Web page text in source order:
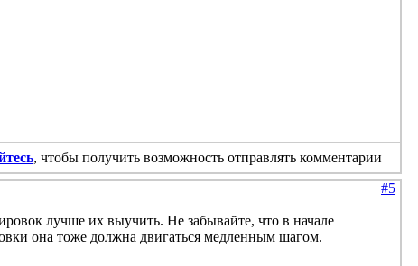
, чтобы получить возможность отправлять комментарии
#5
лучше их выучить. Не забывайте, что в начале
она тоже должна двигаться медленным шагом.